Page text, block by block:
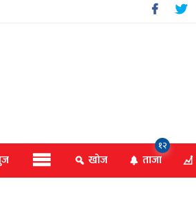
खोज ताजा
१२